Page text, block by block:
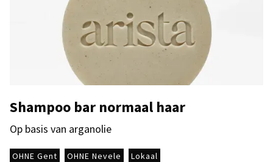
Shampoo bar normaal haar
Op basis van arganolie
OHNE Gent OHNE Nevele Lokaal